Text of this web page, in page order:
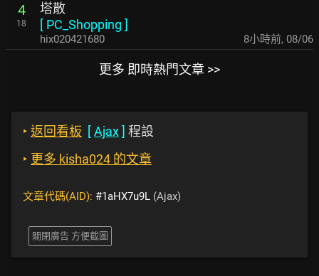
4
18
塔散
[ PC_Shopping ]
hix020421680 8小時前, 08/06
更多 即時熱門文章 >>
‣ 返回看板 [Ajax] 程設
‣ 更多 kisha024 的文章
文章代碼(AID): #1aHX7u9L (Ajax)
關閉廣告 方便截圖